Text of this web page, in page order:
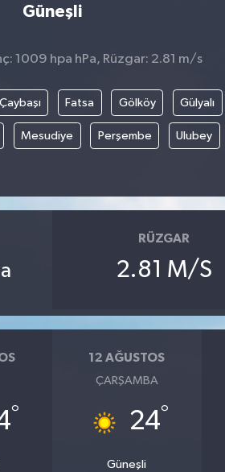
Güneşli
1009 hpa hPa, Rüzgar: 2.81 m/s
Çaybaşı Fatsa Gölköy Gülyalı
Mesudiye Perşembe Ulubey
RÜZGAR
2.81 M/S
°
12 AĞUSTOS
ÇARŞAMBA
24°
Güneşli